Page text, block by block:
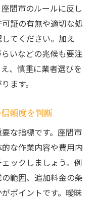
間市のルールに反し
証の有無や適切な処
てください。加え
いなどの兆候も要注
、慎重に業者選びを
ます。
頼度を判断
な指標です。座間市
な作業内容や費用内
ックしましょう。例
範囲、追加料金の条
ポイントです。曖昧